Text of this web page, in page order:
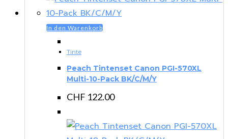
In den Warenkorb
Tinte
Peach Tintenset Canon PGI-570XL
Multi-10-Pack BK/C/M/Y
CHF 122.00